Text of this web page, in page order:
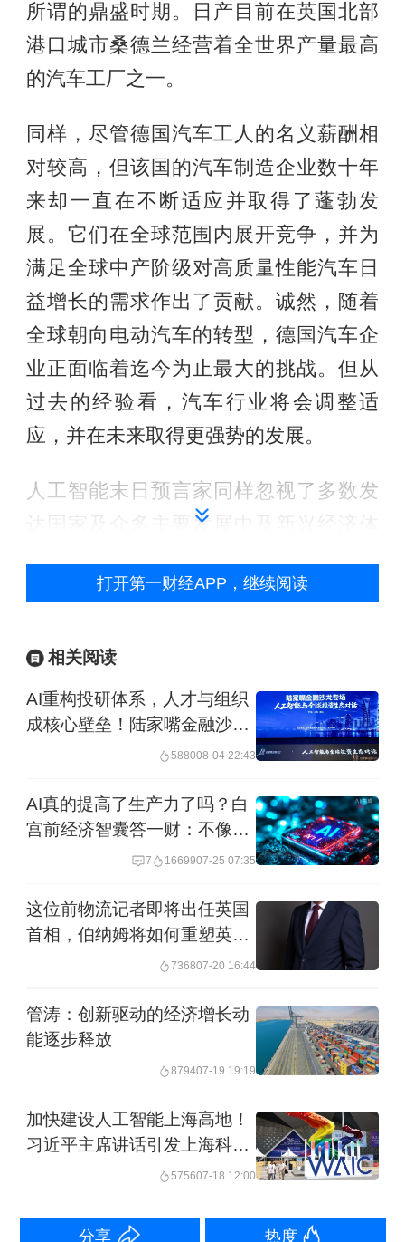
所谓的鼎盛时期。日产目前在英国北部
港口城市桑德兰经营着全世界产量最高
的汽车工厂之一。
同样，尽管德国汽车工人的名义薪酬相
对较高，但该国的汽车制造企业数十年
来却一直在不断适应并取得了蓬勃发
展。它们在全球范围内展开竞争，并为
满足全球中产阶级对高质量性能汽车日
益增长的需求作出了贡献。诚然，随着
全球朝向电动汽车的转型，德国汽车企
业正面临着迄今为止最大的挑战。但从
过去的经验看，汽车行业将会调整适
应，并在未来取得更强势的发展。
人工智能末日预言家同样忽视了多数发
达国家及众多主要发展中及新兴经济体
增长放缓及民众寿命的延长，规模较小
保健和其他非歧视性承诺出资的越来越
大的压力。
经济增长表现将会举步维艰，除非上述
日本和意大利是过去几十年来反映这一
趋势的两个突出的实例，但绝不仅仅它
国和欧洲大陆多数国家均面临同样的困
境。能够提高生产率的人工智能应用或
此外，只需看看正在吞噬越来越多国家
财政的曾经备受珍视的英国国民医疗服
比以往任何时候更多，但它的生产率却
越来越低。我们在英国经常听到有关
打开第一财经APP，继续阅读
相关阅读
AI重构投研体系，人才与组织
成核心壁垒！陆家嘴金融沙龙
588008-04 22:43
AI真的提高了生产力了吗？白
宫前经济智囊答一财：不像硅
谷憧憬那样能出现10%爆发式
7 1669907-25 07:35
这位前物流记者即将出任英国
首相，伯纳姆将如何重塑英国
736807-20 16:44
管涛：创新驱动的经济增长动
能逐步释放
879407-19 19:19
加快建设人工智能上海高地！
习近平主席讲话引发上海科技
575607-18 12:00
分享 热度